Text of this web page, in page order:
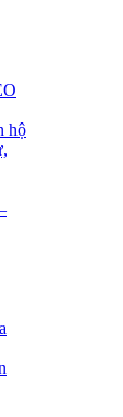
hộ